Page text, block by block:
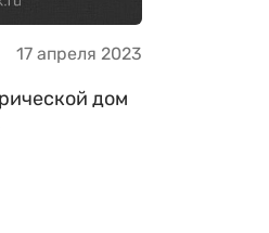
17 апреля 2023
дом